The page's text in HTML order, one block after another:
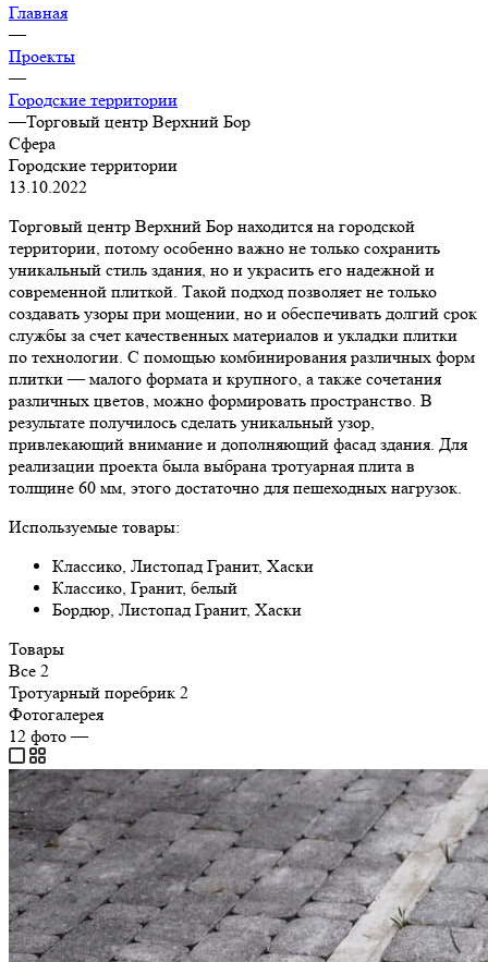
Главная
—
Проекты
—
Городские территории
—Торговый центр Верхний Бор
Сфера
Городские территории
13.10.2022
Торговый центр Верхний Бор находится на городской
территории, потому особенно важно не только сохранить
уникальный стиль здания, но и украсить его надежной и
современной плиткой. Такой подход позволяет не только
создавать узоры при мощении, но и обеспечивать долгий срок
службы за счет качественных материалов и укладки плитки
по технологии. С помощью комбинирования различных форм
плитки — малого формата и крупного, а также сочетания
различных цветов, можно формировать пространство. В
результате получилось сделать уникальный узор,
привлекающий внимание и дополняющий фасад здания. Для
реализации проекта была выбрана тротуарная плита в
толщине 60 мм, этого достаточно для пешеходных нагрузок.
Используемые товары:
Классико, Листопад Гранит, Хаски
Классико, Гранит, белый
Бордюр, Листопад Гранит, Хаски
Товары
Все 2
Тротуарный поребрик 2
Фотогалерея
12 фото—